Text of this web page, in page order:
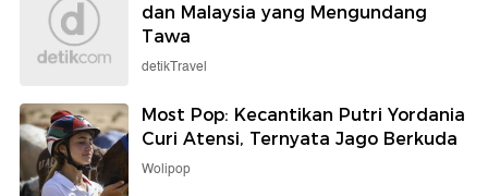
dan Malaysia yang Mengundang
Tawa
detikTravel
Most Pop: Kecantikan Putri Yordania
Curi Atensi, Ternyata Jago Berkuda
Wolipop